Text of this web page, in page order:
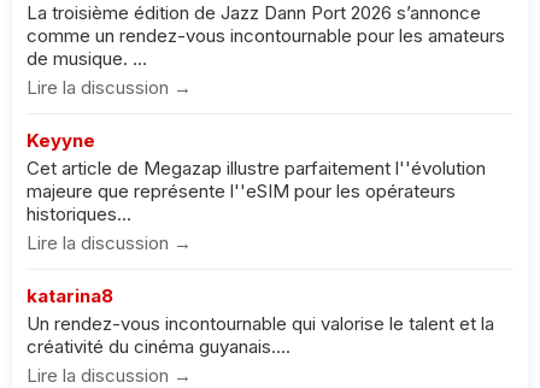
La troisième édition de Jazz Dann Port 2026 s’annonce
comme un rendez-vous incontournable pour les amateurs
de musique. ...
Lire la discussion →
Keyyne
Cet article de Megazap illustre parfaitement l''évolution
majeure que représente l''eSIM pour les opérateurs
historiques...
Lire la discussion →
katarina8
Un rendez-vous incontournable qui valorise le talent et la
créativité du cinéma guyanais....
Lire la discussion →